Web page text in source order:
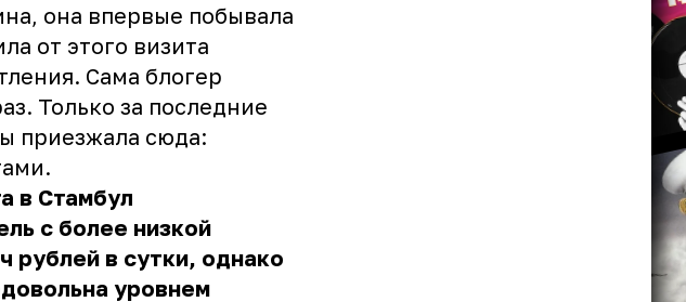
она впервые побывала
от этого визита
Сама блогер
Только за последние
приезжала сюда:
в Стамбул
с более низкой
рублей в сутки, однако
уровнем